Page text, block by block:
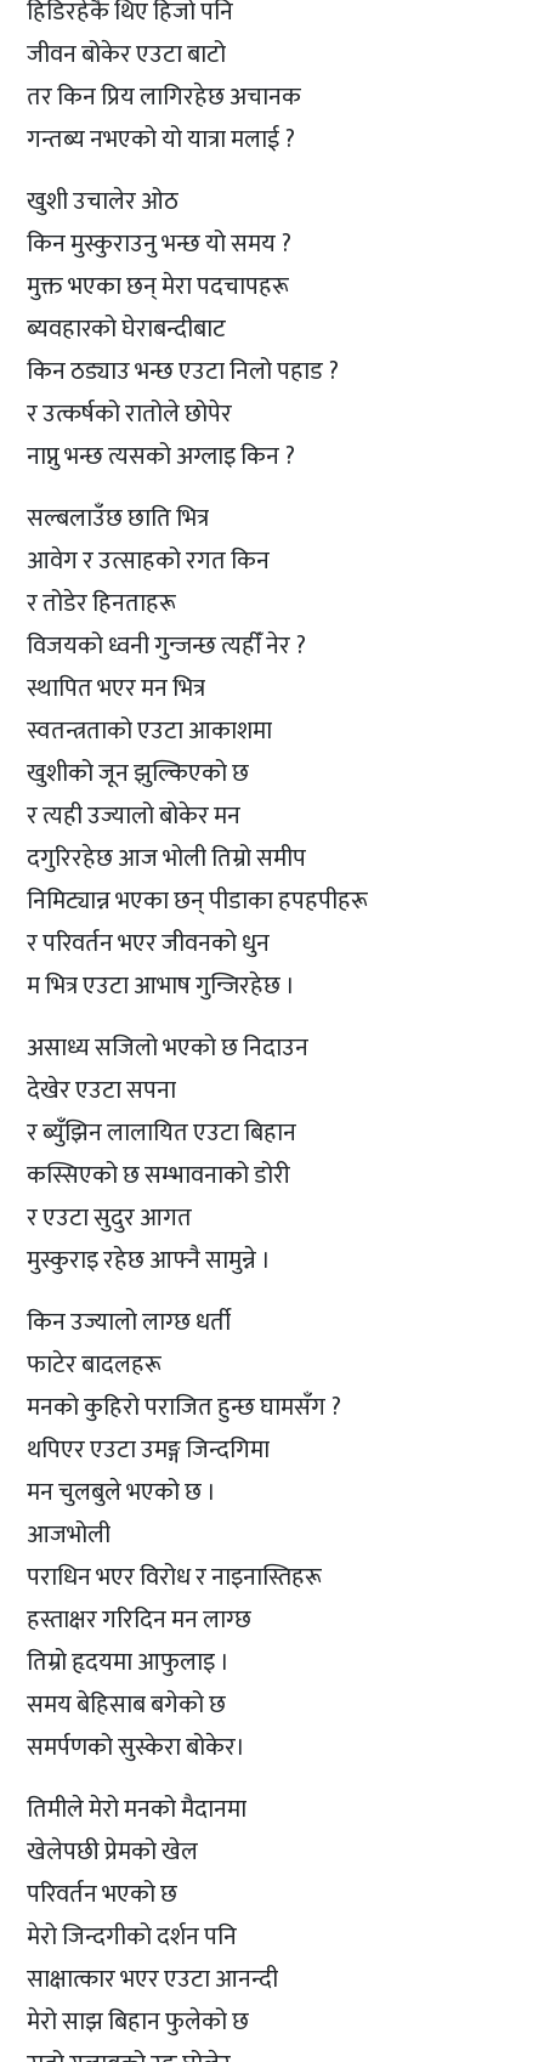
हिडिरहेकै थिए हिजो पनि
जीवन बोकेर एउटा बाटो
तर किन प्रिय लागिरहेछ अचानक
गन्तब्य नभएको यो यात्रा मलाई ?
खुशी उचालेर ओठ
किन मुस्कुराउनु भन्छ यो समय ?
मुक्त भएका छन् मेरा पदचापहरू
ब्यवहारको घेराबन्दीबाट
किन ठड्याउ भन्छ एउटा निलो पहाड ?
र उत्कर्षको रातोले छोपेर
नाप्नु भन्छ त्यसको अग्लाइ किन ?
सल्बलाउँछ छाति भित्र
आवेग र उत्साहको रगत किन
र तोडेर हिनताहरू
विजयको ध्वनी गुन्जन्छ त्यहीँ नेर ?
स्थापित भएर मन भित्र
स्वतन्त्रताको एउटा आकाशमा
खुशीको जून झुल्किएको छ
र त्यही उज्यालो बोकेर मन
दगुरिरहेछ आज भोली तिम्रो समीप
निमिट्यान्न भएका छन् पीडाका हपहपीहरू
र परिवर्तन भएर जीवनको धुन
म भित्र एउटा आभाष गुन्जिरहेछ ।
असाध्य सजिलो भएको छ निदाउन
देखेर एउटा सपना
र ब्युँझिन लालायित एउटा बिहान
कस्सिएको छ सम्भावनाको डोरी
र एउटा सुदुर आगत
मुस्कुराइ रहेछ आफ्नै सामुन्ने ।
किन उज्यालो लाग्छ धर्ती
फाटेर बादलहरू
मनको कुहिरो पराजित हुन्छ घामसँग ?
थपिएर एउटा उमङ्ग जिन्दगिमा
मन चुलबुले भएको छ ।
आजभोली
पराधिन भएर विरोध र नाइनास्तिहरू
हस्ताक्षर गरिदिन मन लाग्छ
तिम्रो हृदयमा आफुलाइ ।
समय बेहिसाब बगेको छ
समर्पणको सुस्केरा बोकेर।
तिमीले मेरो मनको मैदानमा
खेलेपछी प्रेमको खेल
परिवर्तन भएको छ
मेरो जिन्दगीको दर्शन पनि
साक्षात्कार भएर एउटा आनन्दी
मेरो साझ बिहान फुलेको छ